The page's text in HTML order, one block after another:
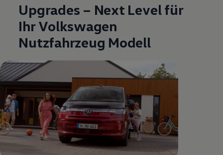
Upgrades – Next Level für
IhrVolkswagen
Nutzfahrzeug Modell